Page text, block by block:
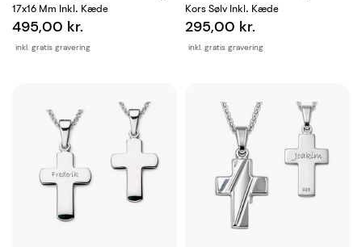
17x16 Mm Inkl. Kæde
inkl. gratis gravering
495,00 kr.
Kors Sølv Inkl. Kæde
inkl. gratis gravering
295,00 kr.